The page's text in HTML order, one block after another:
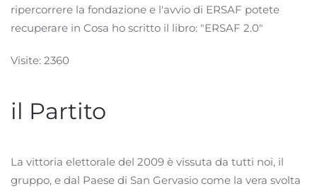
ripercorrere la fondazione e l'avvio di ERSAF potete
recuperare in Cosa ho scritto il libro: "ERSAF 2.0"
Visite: 2360
il Partito
La vittoria elettorale del 2009 è vissuta da tutti noi, il
gruppo, e dal Paese di San Gervasio come la vera svolta